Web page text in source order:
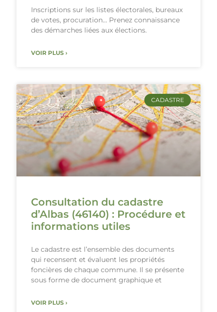
Inscriptions sur les listes électorales, bureaux
de votes, procuration… Prenez connaissance
des démarches liées aux élections.
VOIR PLUS ›
CADASTRE
Consultation du cadastre
d’Albas (46140) : Procédure et
informations utiles
Le cadastre est l’ensemble des documents
qui recensent et évaluent les propriétés
foncières de chaque commune. Il se présente
sous forme de document graphique et
VOIR PLUS ›